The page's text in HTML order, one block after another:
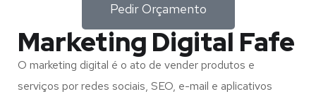
Pedir Orçamento
Marketing Digital Fafe
O marketing digital é o ato de vender produtos e
serviços por redes sociais, SEO, e-mail e aplicativos